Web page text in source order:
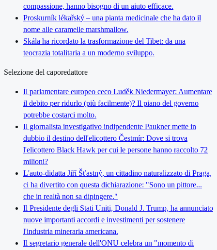
compassione, hanno bisogno di un aiuto efficace.
Proskurník lékařský – una pianta medicinale che ha dato il
nome alle caramelle marshmallow.
Skála ha ricordato la trasformazione del Tibet: da una
teocrazia totalitaria a un moderno sviluppo.
Selezione del caporedattore
Il parlamentare europeo ceco Luděk Niedermayer: Aumentare
il debito per ridurlo (più facilmente)? Il piano del governo
potrebbe costarci molto.
Il giornalista investigativo indipendente Paukner mette in
dubbio il destino dell'elicottero Čestmír: Dove si trova
l'elicottero Black Hawk per cui le persone hanno raccolto 72
milioni?
L'auto-didatta Jiří Šťastný, un cittadino naturalizzato di Praga,
ci ha divertito con questa dichiarazione: "Sono un pittore...
che in realtà non sa dipingere."
Il Presidente degli Stati Uniti, Donald J. Trump, ha annunciato
nuove importanti accordi e investimenti per sostenere
l'industria mineraria americana.
Il segretario generale dell'ONU celebra un "momento di